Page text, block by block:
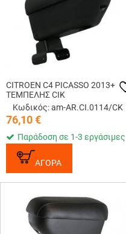
CITROEN​ C4 PICASSO 2013+
ΤΕΜΠΕΛΗΣ CIK
Κωδικός: am-AR.CI.0114/CK
76,10€
Παράδοση σε 1-3 εργάσιμες
ΑΓΟΡΑ